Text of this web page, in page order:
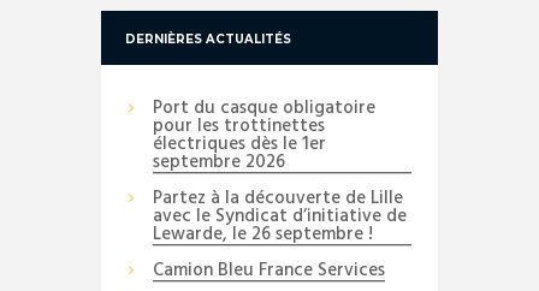
DERNIÈRES ACTUALITÉS
Port du casque obligatoire
pour les trottinettes
électriques dès le 1er
septembre 2026
Partez à la découverte de Lille
avec le Syndicat d’initiative de
Lewarde, le 26 septembre !
Camion Bleu France Services